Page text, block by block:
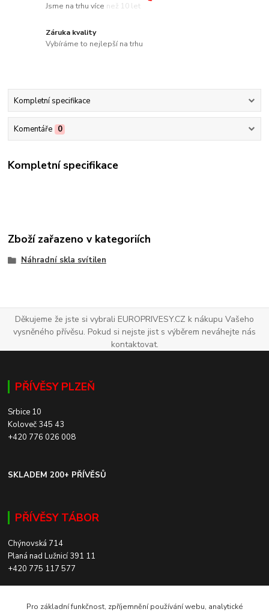
Jsme na trhu více než 10 let
Záruka kvality
Vybíráme to nejlepší na trhu
Kompletní specifikace
Komentáře 0
Kompletní specifikace
Zboží zařazeno v kategoriích
Náhradní skla svítilen
Děkujeme že jste si vybrali EUROPRIVESY.CZ k nákupu Vašeho
vysněného přívěsu. Pokud si nejste jist s výběrem neváhejte nás
kontaktovat.
PŘÍVĚSY PLZEŇ
Srbice 10
Koloveč 345 43
+420 776 026 008
SKLADEM 200+ PŘÍVĚSŮ
PŘÍVĚSY TÁBOR
Chýnovská 714
Planá nad Lužnicí 391 11
+420 775 117 577
Pro základní funkčnost, zpříjemnění používání webu, analytické